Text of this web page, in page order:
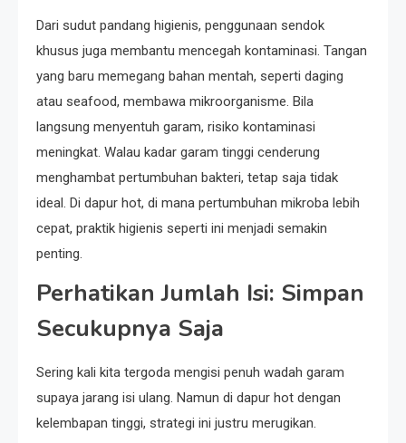
Dari sudut pandang higienis, penggunaan sendok
khusus juga membantu mencegah kontaminasi. Tangan
yang baru memegang bahan mentah, seperti daging
atau seafood, membawa mikroorganisme. Bila
langsung menyentuh garam, risiko kontaminasi
meningkat. Walau kadar garam tinggi cenderung
menghambat pertumbuhan bakteri, tetap saja tidak
ideal. Di dapur hot, di mana pertumbuhan mikroba lebih
cepat, praktik higienis seperti ini menjadi semakin
penting.
Perhatikan Jumlah Isi: Simpan
Secukupnya Saja
Sering kali kita tergoda mengisi penuh wadah garam
supaya jarang isi ulang. Namun di dapur hot dengan
kelembapan tinggi, strategi ini justru merugikan.